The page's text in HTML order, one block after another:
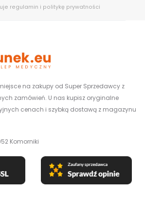
regulamin i politykę prywatności
na zakupy od Super Sprzedawcy z
zamówień. U nas kupisz oryginalne
cenach i szybką dostawą z magazynu
Komorniki